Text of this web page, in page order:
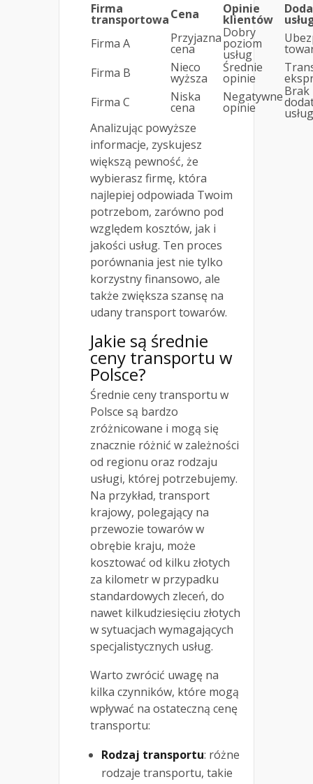
Firma
transportowaCena Opinie
klientów
Firma A
Przyjazna
cena
Dobry
poziom
usług
Firma B
Nieco
wyższa
Średnie
opinie
Firma C
Niska
cena
Negatywne
opinie
Brak
usług
Analizując powyższe
informacje, zyskujesz
większą pewność, że
wybierasz firmę, która
najlepiej odpowiada Twoim
potrzebom, zarówno pod
względem kosztów, jak i
jakości usług. Ten proces
porównania jest nie tylko
korzystny finansowo, ale
także zwiększa szansę na
udany transport towarów.
Jakie są średnie
ceny transportu w
Polsce?
Średnie ceny transportu w
Polsce są bardzo
zróżnicowane i mogą się
znacznie różnić w zależności
od regionu oraz rodzaju
usługi, której potrzebujemy.
Na przykład, transport
krajowy, polegający na
przewozie towarów w
obrębie kraju, może
kosztować od kilku złotych
za kilometr w przypadku
standardowych zleceń, do
nawet kilkudziesięciu złotych
w sytuacjach wymagających
specjalistycznych usług.
Warto zwrócić uwagę na
kilka czynników, które mogą
wpływać na ostateczną cenę
transportu:
Rodzaj transportu: różne
rodzaje transportu, takie